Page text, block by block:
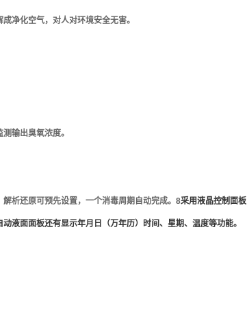
净化空气，对人对环境安全无害。
输出臭氧浓度。
析还原可预先设置，一个消毒周期自动完成。 8采用液晶控制面板
液面面板还有显示年月日（万年历）时间、星期、温度等功能。